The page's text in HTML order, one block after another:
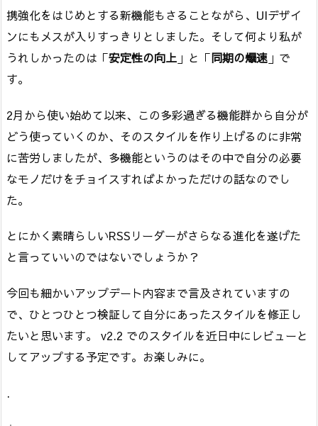
携強化をはじめとする新機能もさることながら、UIデザイ
ンにもメスが入りすっきりとしました。そして何より私が
うれしかったのは「安定性の向上 」と「同期の爆速 」で
す。
2月から使い始めて以来、この多彩過ぎる機能群から自分が
どう使っていくのか、そのスタイルを作り上げるのに非常
に苦労しましたが、多機能というのはその中で自分の必要
なモノだけをチョイスすればよかっただけの話なのでし
た。
とにかく素晴らしいRSSリーダーがさらなる進化を遂げた
と言っていいのではないでしょうか？
今回も細かいアップデート内容まで言及されていますの
で、ひとつひとつ検証して自分にあったスタイルを修正し
たいと思います。 v2.2 でのスタイルを近日中にレビューと
してアップする予定です。お楽しみに。
.